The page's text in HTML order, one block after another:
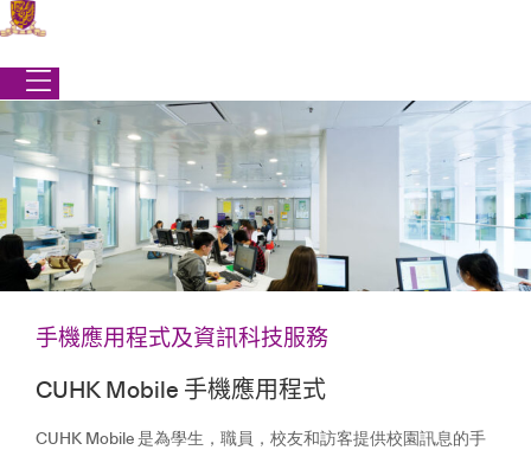
Skip
to
content
學生事務處|校園生活 |手機應用程式及資訊科技服務
手機應用程式及資訊科技服務
手機應用程式及資訊科技服務
CUHK Mobile 手機應用程式
CUHK Mobile 是為學生，職員，校友和訪客提供校園訊息的手